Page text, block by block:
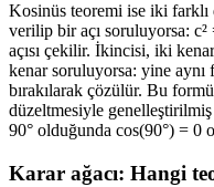
Kosinüs teoremi ise iki
verilip bir açı soruluyorsa:
açısı çekilir. İkincisi, iki
kenar soruluyorsa: yine aynı
bırakılarak çözülür. Bu
düzeltmesiyle
90° olduğunda cos(90°) = 0
Karar ağacı: Hangi